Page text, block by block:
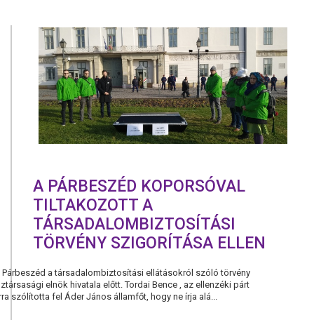
LEPLEZI
AZ
A
A PÁRBESZÉD KOPORSÓVAL
TILTAKOZOTT A
TÁRSADALOMBIZTOSÍTÁSI
TÖRVÉNY SZIGORÍTÁSA ELLEN
a társadalombiztosítási ellátásokról szóló törvény
elnök hivatala előtt. Tordai Bence , az ellenzéki párt
szólította fel Áder János államfőt, hogy ne írja alá...